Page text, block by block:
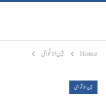
Home بین الاقوامی
بین الاقوامی